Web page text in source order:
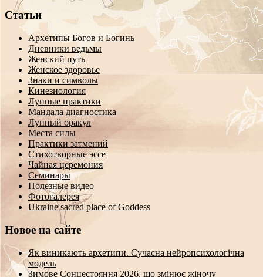
Статьи
Архетипы Богов и Богинь
Дневники ведьмы
Женский путь
Женское здоровье
Знаки и символы
Кинезиология
Лунные практики
Мандала диагностика
Лунный оракул
Места силы
Практики затмений
Стихотворные эссе
Чайная церемония
Семинары
Полезные видео
Фотогалерея
Ukraine sacred place of Goddess
Новое на сайте
Як виникають архетипи. Сучасна нейропсихологічна
модель
Зимове Сонцестояння 2026, що змінює жіночу